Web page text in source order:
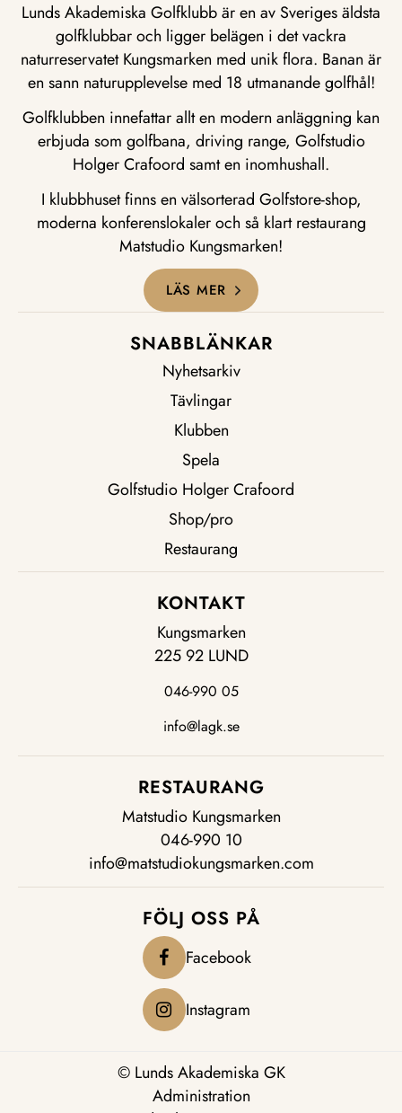
Lunds Akademiska Golfklubb är en av Sveriges äldsta
golfklubbar och ligger belägen i det vackra
naturreservatet Kungsmarken med unik flora. Banan är
en sann naturupplevelse med 18 utmanande golfhål!
Golfklubben innefattar allt en modern anläggning kan
erbjuda som golfbana, driving range, Golfstudio
Holger Crafoord samt en inomhushall.
I klubbhuset finns en välsorterad Golfstore-shop,
moderna konferenslokaler och så klart restaurang
Matstudio Kungsmarken!
LÄS MER
SNABBLÄNKAR
Nyhetsarkiv
Tävlingar
Klubben
Spela
Golfstudio Holger Crafoord
Shop/pro
Restaurang
KONTAKT
Kungsmarken
225 92 LUND
046-990 05
info@lagk.se
RESTAURANG
Matstudio Kungsmarken
046-990 10
info@matstudiokungsmarken.com
FÖLJ OSS PÅ
Facebook
Instagram
© Lunds Akademiska GK
Administration